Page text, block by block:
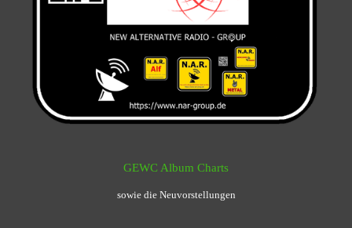
GEWC Album Charts
sowie die Neuvorstellungen